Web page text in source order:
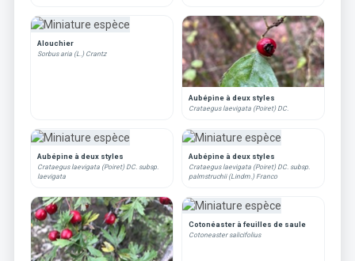
Alouchier
Sorbus aria (L.) Crantz
Aubépine à deux styles
Crataegus laevigata (Poiret) DC.
Aubépine à deux styles
Crataegus laevigata (Poiret) DC. subsp.
laevigata
Aubépine à deux styles
Crataegus laevigata (Poiret) DC. subsp.
palmstruchii (Lindm.) Franco
Cotonéaster à feuilles de saule
Cotoneaster salicifolius